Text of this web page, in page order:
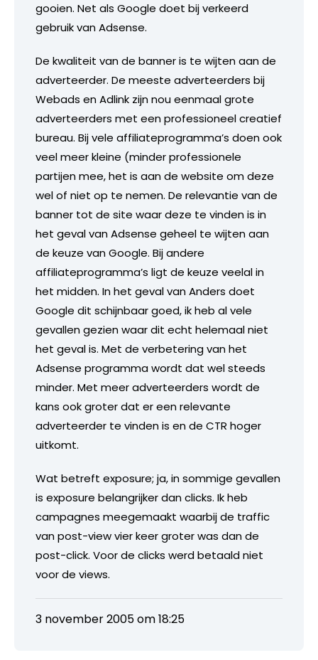
gooien. Net als Google doet bij verkeerd
gebruik van Adsense.
De kwaliteit van de banner is te wijten aan de
adverteerder. De meeste adverteerders bij
Webads en Adlink zijn nou eenmaal grote
adverteerders met een professioneel creatief
bureau. Bij vele affiliateprogramma’s doen ook
veel meer kleine (minder professionele
partijen mee, het is aan de website om deze
wel of niet op te nemen. De relevantie van de
banner tot de site waar deze te vinden is in
het geval van Adsense geheel te wijten aan
de keuze van Google. Bij andere
affiliateprogramma’s ligt de keuze veelal in
het midden. In het geval van Anders doet
Google dit schijnbaar goed, ik heb al vele
gevallen gezien waar dit echt helemaal niet
het geval is. Met de verbetering van het
Adsense programma wordt dat wel steeds
minder. Met meer adverteerders wordt de
kans ook groter dat er een relevante
adverteerder te vinden is en de CTR hoger
uitkomt.
Wat betreft exposure; ja, in sommige gevallen
is exposure belangrijker dan clicks. Ik heb
campagnes meegemaakt waarbij de traffic
van post-view vier keer groter was dan de
post-click. Voor de clicks werd betaald niet
voor de views.
3 november 2005 om 18:25